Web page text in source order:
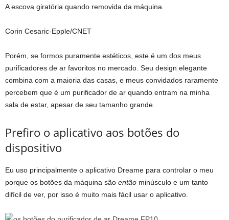
A escova giratória quando removida da máquina.
Corin Cesaric-Epple/CNET
Porém, se formos puramente estéticos, este é um dos meus
purificadores de ar favoritos no mercado. Seu design elegante
combina com a maioria das casas, e meus convidados raramente
percebem que é um purificador de ar quando entram na minha
sala de estar, apesar de seu tamanho grande.
Prefiro o aplicativo aos botões do
dispositivo
Eu uso principalmente o aplicativo Dreame para controlar o meu
porque os botões da máquina são então minúsculo e um tanto
difícil de ver, por isso é muito mais fácil usar o aplicativo.